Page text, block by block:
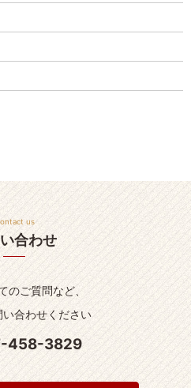
us
合わせ
のご質問など、
い合わせください
458-3829